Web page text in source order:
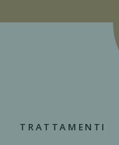
TRATTAMENTI